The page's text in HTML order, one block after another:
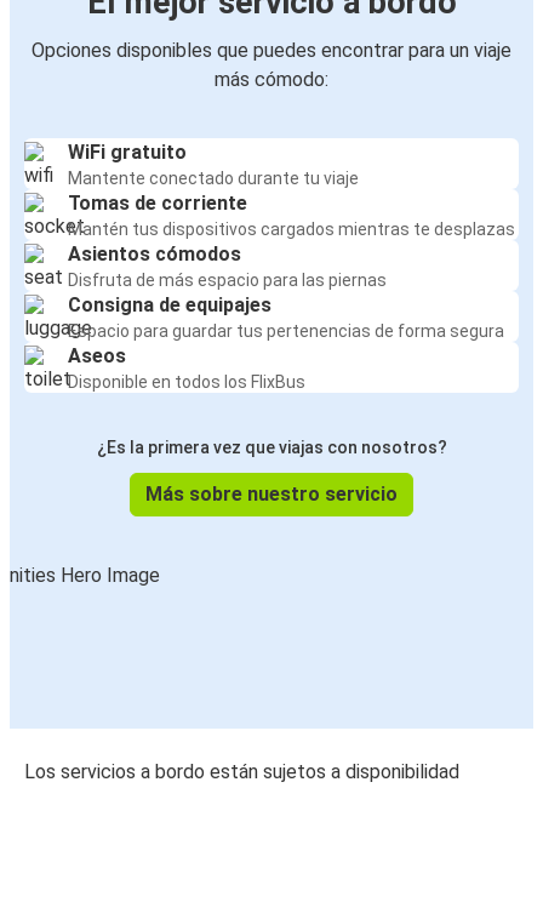
Opciones disponibles que puedes encontrar para un viaje
más cómodo:
WiFi gratuito
Mantente conectado durante tu viaje
Tomas de corriente
Mantén tus dispositivos cargados mientras te desplazas
Asientos cómodos
Disfruta de más espacio para las piernas
Consigna de equipajes
Espacio para guardar tus pertenencias de forma segura
Aseos
Disponible en todos los FlixBus
¿Es la primera vez que viajas con nosotros?
Más sobre nuestro servicio
Los servicios a bordo están sujetos a disponibilidad